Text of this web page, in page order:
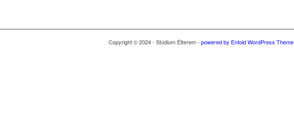
Copyright © 2024 - Stúdium Étterem - powered by Enfold WordPress Theme